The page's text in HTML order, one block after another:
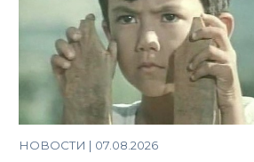
НОВОСТИ | 07.08.2026